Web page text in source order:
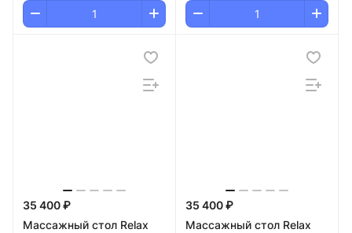
35 400 ₽
Массажный стол Relax
35 400 ₽
Массажный стол Relax